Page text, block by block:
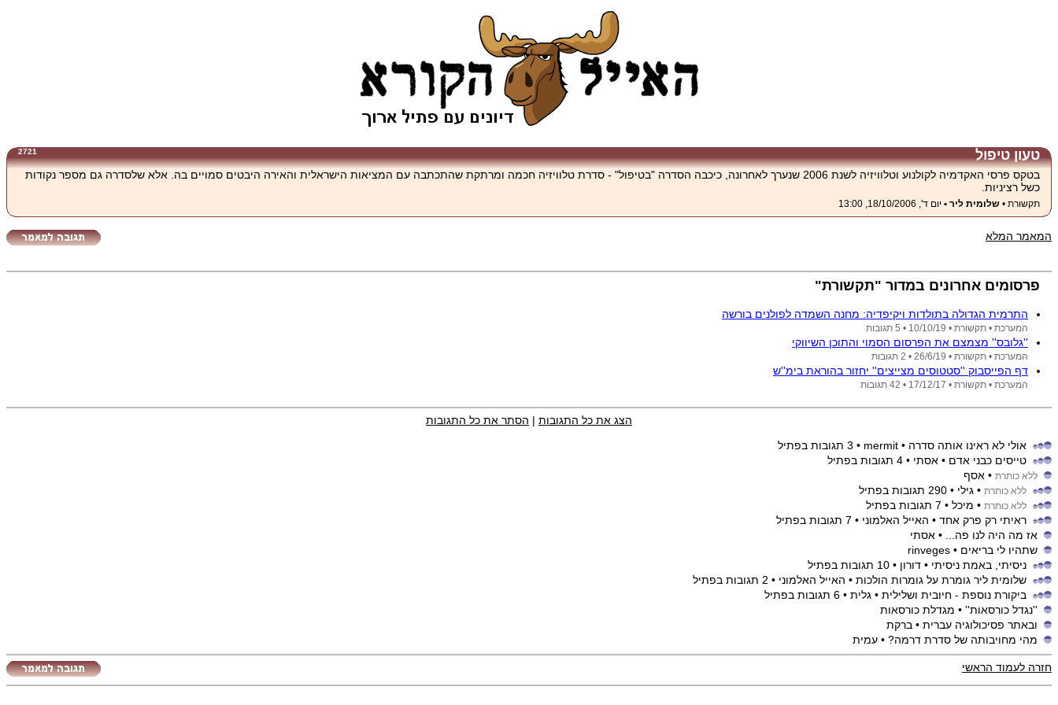
טעון טיפול 2721
בטקס פרסי האקדמיה לקולנוע וטלוויזיה לשנת 2006 שנערך לאחרונה, כיכבה הסדרה "בטיפול" - סדרת טלוויזיה חכמה ומרתקת שהתכתבה עם המציאות הישראלית והאירה היבטים סמויים בה. אלא שלסדרה גם מספר נקודות
כשל רציניות.
תקשורת • שלומית ליר • יום ד', 18/10/2006, 13:00
המאמר המלא
פרסומים אחרונים במדור "תקשורת"
התרמית הגדולה בתולדות ויקיפדיה: מחנה השמדה לפולנים בורשה
המערכת • תקשורת • 10/10/19 • 5 תגובות
''גלובס'' מצמצם את הפרסום הסמוי והתוכן השיווקי
המערכת • תקשורת • 26/6/19 • 2 תגובות
דף הפייסבוק ''סטטוסים מצייצים'' יחזור בהוראת בימ''ש
המערכת • תקשורת • 17/12/17 • 42 תגובות
הצג את כל התגובות | הסתר את כל התגובות
אולי לא ראינו אותה סדרה • mermit
• 3 תגובות בפתיל
טייסים כבני אדם • אסתי • 4 תגובות בפתיל
ללא כותרת • אסף
ללא כותרת • גילי • 290 תגובות בפתיל
ללא כותרת • מיכל • 7 תגובות בפתיל
ראיתי רק פרק אחד • האייל האלמוני • 7 תגובות בפתיל
אז מה היה לנו פה...
• אסתי
שתהיו לי בריאים • rinveges
ניסיתי, באמת ניסיתי • דורון • 10 תגובות בפתיל
שלומית ליר גומרת על גומרות הולכות • האייל האלמוני • 2 תגובות בפתיל
ביקורת נוספת - חיובית ושלילית • גלית • 6 תגובות בפתיל
''נגדל כורסאות'' • מגדלת כורסאות
ובאתר פסיכולוגיה עברית • ברקת
מהי מחויבותה של סדרת דרמה? • עמית
חזרה לעמוד הראשי